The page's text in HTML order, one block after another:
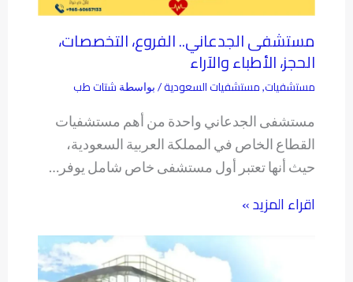
مستشفى الجدعاني.. الفروع، التخصصات،
الحجز، الأطباء والآراء
مستشفيات, مستشفيات السعودية/ بواسطة شتات طب
مستشفى الجدعاني واحدة من أهم مستشفيات
القطاع الخاص في المملكة العربية السعودية،
حيث أنها تعتبر أول مستشفى خاص شامل يوفر…
اقراء المزيد »